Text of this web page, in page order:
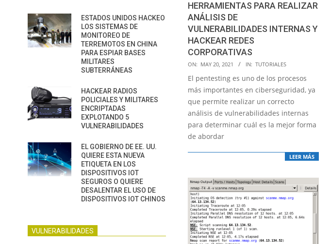
HERRAMIENTAS PARA REALIZAR
ANÁLISIS DE
VULNERABILIDADES INTERNAS Y
HACKEAR REDES
CORPORATIVAS
2021-
05-
20
ON: MAY 20, 2021 IN: TUTORIALES
El pentesting es uno de los procesos
más importantes en ciberseguridad, ya
que permite realizar un correcto
análisis de vulnerabilidades internas
para determinar cuál es la mejor forma
de abordar
LEER MÁS
ESTADOS UNIDOS HACKEO
LOS SISTEMAS DE
MONITOREO DE
TERREMOTOS EN CHINA
PARA ESPIAR BASES
MILITARES
SUBTERRÁNEAS
HACKEAR RADIOS
POLICIALES Y MILITARES
ENCRIPTADAS
EXPLOTANDO 5
VULNERABILIDADES
EL GOBIERNO DE EE. UU.
QUIERE ESTA NUEVA
ETIQUETA EN LOS
DISPOSITIVOS IOT
SEGUROS O QUIERE
DESALENTAR EL USO DE
DISPOSITIVOS IOT CHINOS
VULNERABILIDADES